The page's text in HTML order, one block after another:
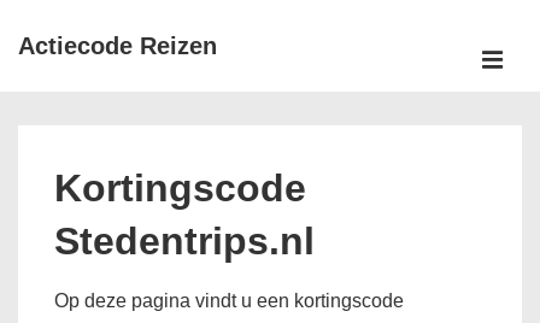
Doorgaan
Actiecode Reizen
Kortingscode
Stedentrips.nl
Op deze pagina vindt u een kortingscode